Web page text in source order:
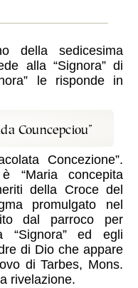
della sedicesima
alla “Signora” di
le risponde in
Councepciou”
Concezione”.
è “Maria concepita
della Croce del
promulgato nel
dal parroco per
“Signora” ed egli
di Dio che appare
di Tarbes, Mons.
rivelazione.